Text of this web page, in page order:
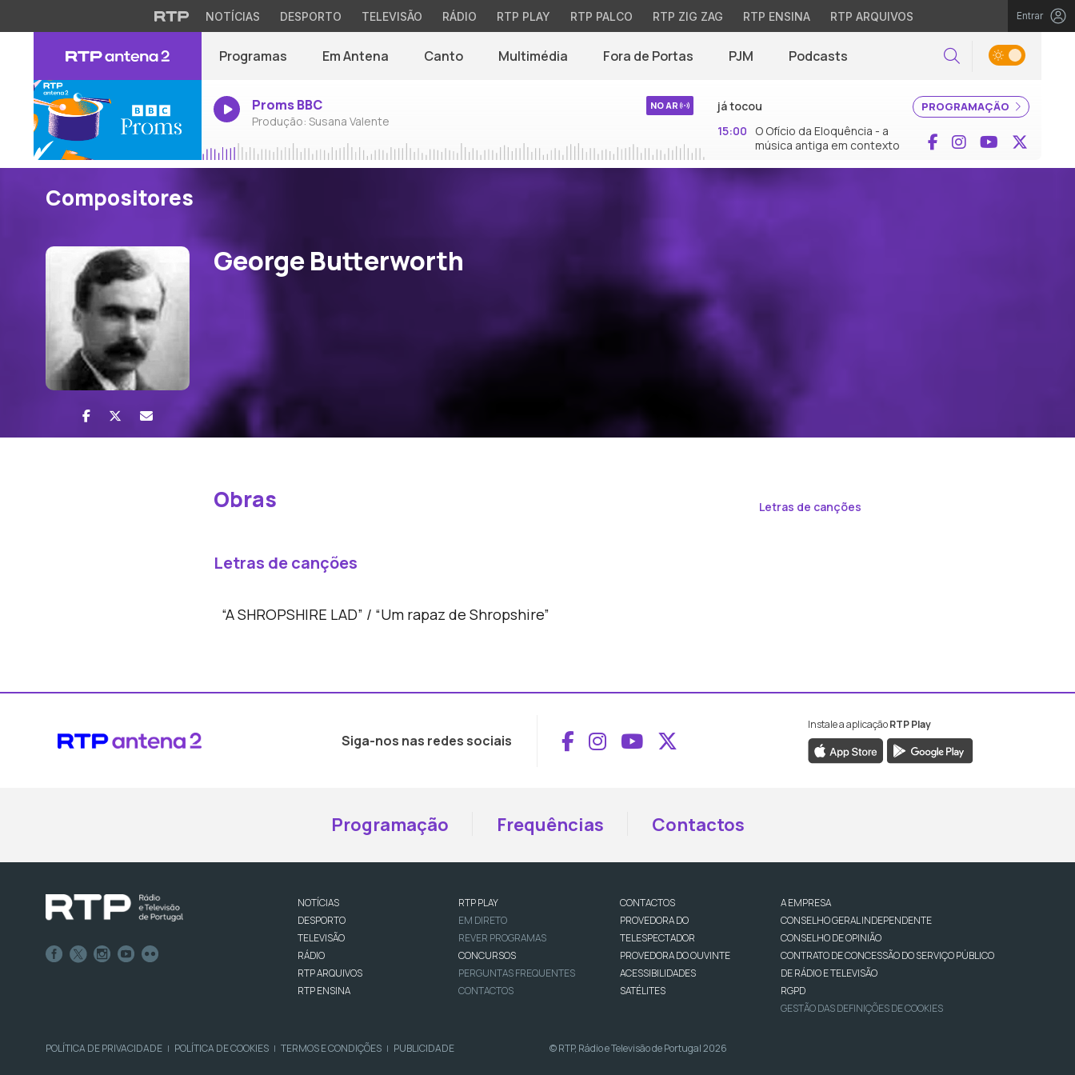
NOTÍCIAS DESPORTO TELEVISÃO RÁDIO RTP PLAY RTP PALCO RTP ZIG ZAG RTP ENSINA RTP ARQUIVOS Entrar
Programas Em Antena Canto Multimédia Fora de Portas PJM Podcasts Pesquisar
Proms BBC
Produção: Susana Valente
NO AR PROGRAMAÇÃO
já tocou
15:00
O Ofício da Eloquência - a
música antiga em contexto
Facebook
InstagramYouTube
Compositores
George Butterworth
Obras Letras de canções
Letras de canções
“A SHROPSHIRE LAD” / “Um rapaz de Shropshire”
Siga-nos nas redes sociais Aceder ao Facebook da RTP Antena 2
Aceder ao Instagram da RTP Antena 2
Aceder ao YouTube da RTP Antena 2
Aceder ao X da RTP Antena 2
Instale a aplicaçãoRTP Play
Programação Frequências Contactos
NOTÍCIAS
DESPORTO
TELEVISÃO
RÁDIO
RTP ARQUIVOS
RTP ENSINA
RTP PLAY
EM DIRETO
REVER PROGRAMAS
CONCURSOS
PERGUNTAS FREQUENTES
CONTACTOS
CONTACTOS
PROVEDORA DO
TELESPECTADOR
PROVEDORA DO OUVINTE
ACESSIBILIDADES
SATÉLITES
A EMPRESA
CONSELHO GERAL INDEPENDENTE
CONSELHO DE OPINIÃO
CONTRATO DE CONCESSÃO DO SERVIÇO PÚBLICO
DE RÁDIO E TELEVISÃO
RGPD
GESTÃO DAS DEFINIÇÕES DE COOKIES
POLÍTICA DE PRIVACIDADE | POLÍTICA DE COOKIES | TERMOS E CONDIÇÕES | PUBLICIDADE © RTP, Rádio e Televisão de Portugal 2026